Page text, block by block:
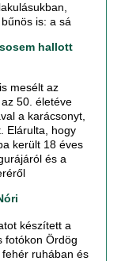
is: a sá
hallott
mesélt az
50. életéve
a karácsonyt,
Elárulta, hogy
került 18 éves
és a
készített a
fotókon Ördög
ruhában és